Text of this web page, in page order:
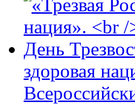
здоровая